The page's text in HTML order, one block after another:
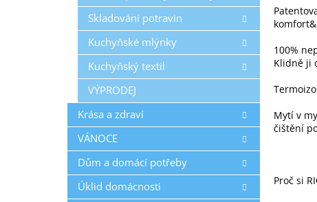
Skladování potravin
Kuchyňské mlýnky
Kuchyňský textil
VÝPRODEJ
Krása a zdraví
VÁNOCE
Dům a domácí potřeby
Úklid domácnosti
100%
Klidně ji
Mytí v
čištění
Proč si